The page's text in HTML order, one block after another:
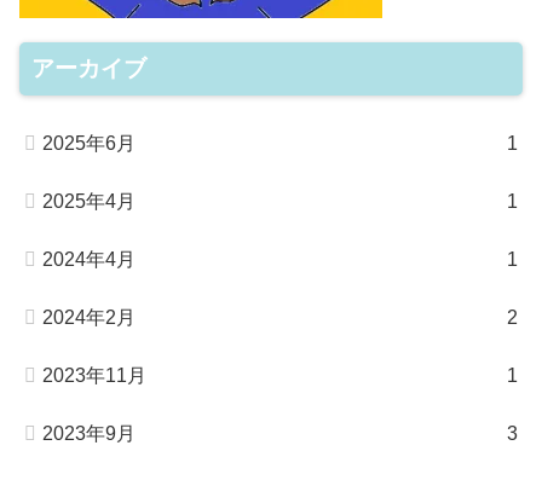
アーカイブ
2025年6月 1
2025年4月 1
2024年4月 1
2024年2月 2
2023年11月 1
2023年9月 3